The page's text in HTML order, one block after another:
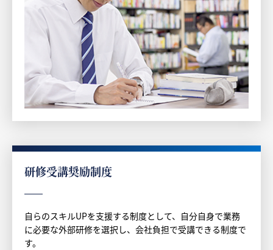
研修受講奨励制度
自らのスキルUPを支援する制度として、自分自身で業務
に必要な外部研修を選択し、会社負担で受講できる制度で
す。